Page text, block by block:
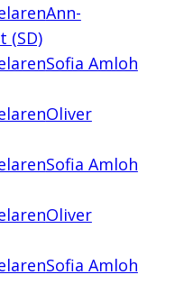
Ann-
(SD)
Sofia Amloh
Oliver
Sofia Amloh
Oliver
Sofia Amloh